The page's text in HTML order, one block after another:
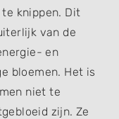
knippen. Dit
van de
en
bloemen. Het is
niet te
zijn. Ze